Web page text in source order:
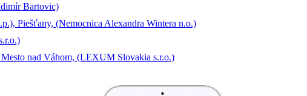
Bartovic)
Piešťany, (Nemocnica Alexandra Wintera n.o.)
nad Váhom, (LEXUM Slovakia s.r.o.)